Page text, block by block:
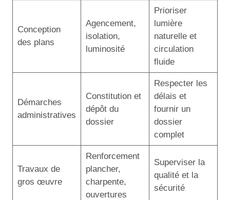
Conception
des plans
Agencement,
isolation,
luminosité
Prioriser
lumière
naturelle et
circulation
fluide
Démarches
administratives
Constitution et
dépôt du
dossier
Respecter les
délais et
fournir un
dossier
complet
Travaux de
gros œuvre
Renforcement
plancher,
charpente,
ouvertures
Superviser la
qualité et la
sécurité